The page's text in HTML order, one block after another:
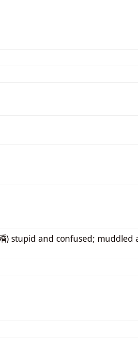
) stupid and confused; muddled